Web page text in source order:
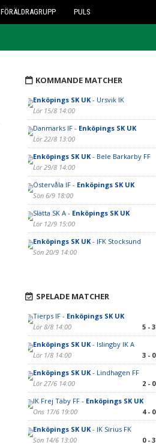
FÖRÄLDRAGRUPP PULS
KOMMANDE MATCHER
Enköpings SK UK- Ursvik IK
Lör 15/8 14:00
Danmarks IF - Enköpings SK UK
Lör 22/8 13:00
Enköpings SK UK- Bele Barkarby FF
Lör 29/8 14:00
Östervåla IF - Enköpings SK UK
Sön 6/9 18:00
Slätta SK A - Enköpings SK UK
Lör 12/9 15:00
Enköpings SK UK- IFK Stocksund
Sön 20/9 14:00
SPELADE MATCHER
Tierps IF - Enköpings SK UK
Lör 8/8 14:00
5 - 3
Enköpings SK UK- Islingby IK A
Lör 1/8 14:00
3 - 0
Enköpings SK UK- Lindhagen FF
Lör 27/6 14:00
2 - 0
IK Frej Täby FF - Enköpings SK UK
Ons 17/6 19:00
4 - 0
Enköpings SK UK- IK Sirius FK
Sön 14/6 13:00
0 - 3